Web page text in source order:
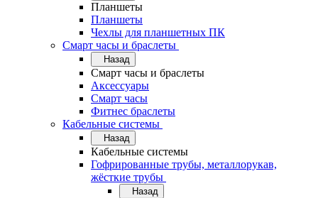
Планшеты
Планшеты
Чехлы для планшетных ПК
Смарт часы и браслеты
Назад
Смарт часы и браслеты
Аксессуары
Смарт часы
Фитнес браслеты
Кабельные системы
Назад
Кабельные системы
Гофрированные трубы, металлорукав,
жёсткие трубы
Назад